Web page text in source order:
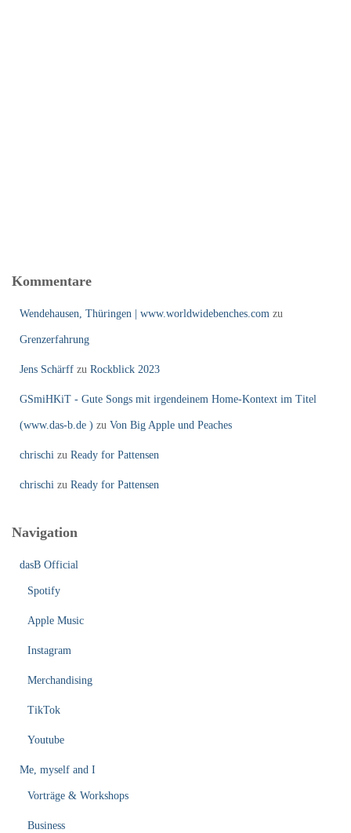
Kommentare
Wendehausen, Thüringen | www.worldwidebenches.com zu
Grenzerfahrung
Jens Schärff zu Rockblick 2023
GSmiHKiT - Gute Songs mit irgendeinem Home-Kontext im Titel
(www.das-b.de ) zu Von Big Apple und Peaches
chrischi zu Ready for Pattensen
chrischi zu Ready for Pattensen
Navigation
dasB Official
Spotify
Apple Music
Instagram
Merchandising
TikTok
Youtube
Me, myself and I
Vorträge & Workshops
Business